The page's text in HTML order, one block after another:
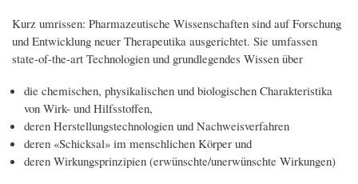
Kurz umrissen: Pharmazeutische Wissenschaften sind auf Forschung
und Entwicklung neuer Therapeutika ausgerichtet. Sie umfassen
state-of-the-art Technologien und grundlegendes Wissen über
die chemischen, physikalischen und biologischen Charakteristika
von Wirk- und Hilfsstoffen,
deren Herstellungstechnologien und Nachweisverfahren
deren «Schicksal» im menschlichen Körper und
deren Wirkungsprinzipien (erwünschte/unerwünschte Wirkungen)